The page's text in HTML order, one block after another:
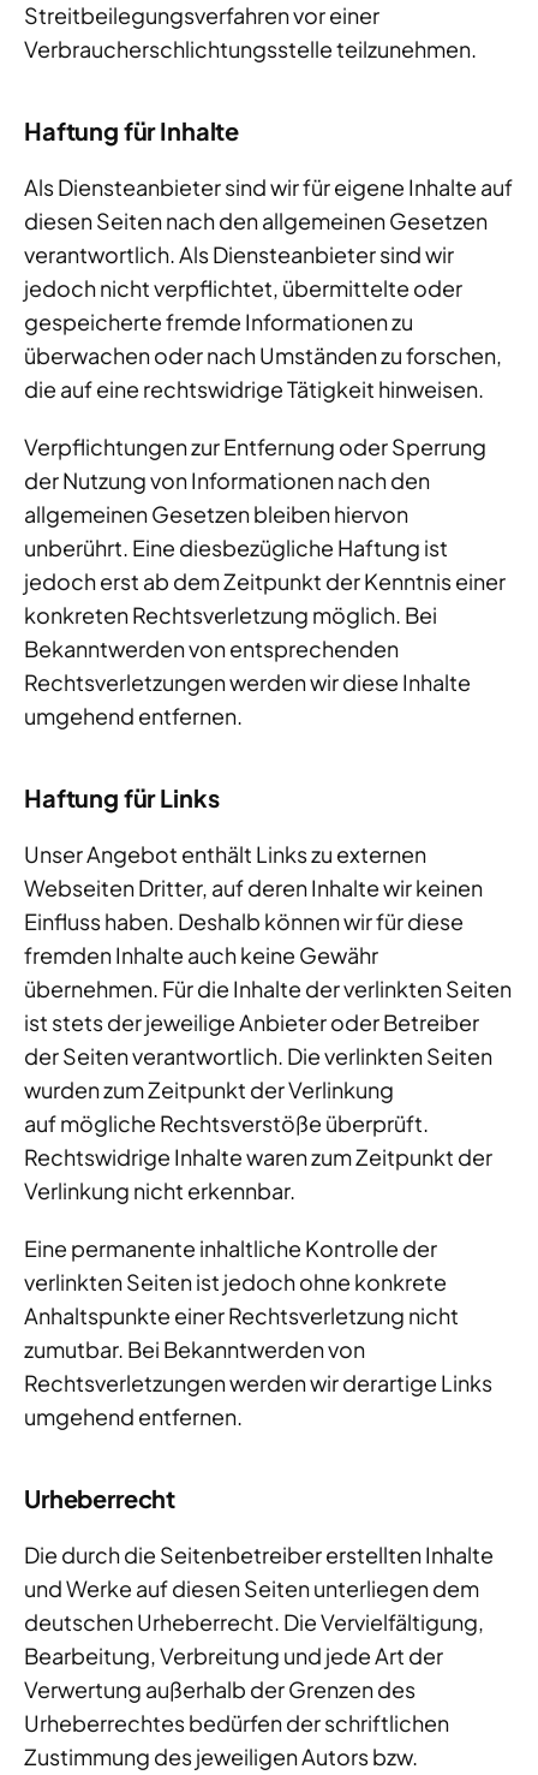
Streitbeilegungsverfahren vor einer
Verbraucherschlichtungsstelle teilzunehmen.
Haftung für Inhalte
Als Diensteanbieter sind wir für eigene Inhalte auf
diesen Seiten nach den allgemeinen Gesetzen
verantwortlich. Als Diensteanbieter sind wir
jedoch nicht verpflichtet, übermittelte oder
gespeicherte fremde Informationen zu
überwachen oder nach Umständen zu forschen,
die auf eine rechtswidrige Tätigkeit hinweisen.
Verpflichtungen zur Entfernung oder Sperrung
der Nutzung von Informationen nach den
allgemeinen Gesetzen bleiben hiervon
unberührt. Eine diesbezügliche Haftung ist
jedoch erst ab dem Zeitpunkt der Kenntnis einer
konkreten Rechtsverletzung möglich. Bei
Bekanntwerden von entsprechenden
Rechtsverletzungen werden wir diese Inhalte
umgehend entfernen.
Haftung für Links
Unser Angebot enthält Links zu externen
Webseiten Dritter, auf deren Inhalte wir keinen
Einfluss haben. Deshalb können wir für diese
fremden Inhalte auch keine Gewähr
übernehmen. Für die Inhalte der verlinkten Seiten
ist stets der jeweilige Anbieter oder Betreiber
der Seiten verantwortlich. Die verlinkten Seiten
wurden zum Zeitpunkt der Verlinkung
auf mögliche Rechtsverstöße überprüft.
Rechtswidrige Inhalte waren zum Zeitpunkt der
Verlinkung nicht erkennbar.
Eine permanente inhaltliche Kontrolle der
verlinkten Seiten ist jedoch ohne konkrete
Anhaltspunkte einer Rechtsverletzung nicht
zumutbar. Bei Bekanntwerden von
Rechtsverletzungen werden wir derartige Links
umgehend entfernen.
Urheberrecht
Die durch die Seitenbetreiber erstellten Inhalte
und Werke auf diesen Seiten unterliegen dem
deutschen Urheberrecht. Die Vervielfältigung,
Bearbeitung, Verbreitung und jede Art der
Verwertung außerhalb der Grenzen des
Urheberrechtes bedürfen der schriftlichen
Zustimmung des jeweiligen Autors bzw.